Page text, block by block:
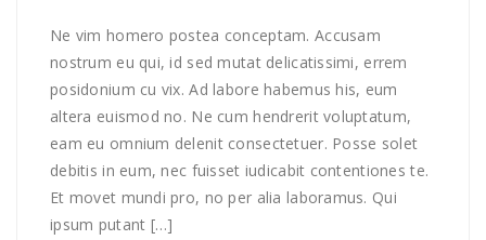
Ne vim homero postea conceptam. Accusam
nostrum eu qui, id sed mutat delicatissimi, errem
posidonium cu vix. Ad labore habemus his, eum
altera euismod no. Ne cum hendrerit voluptatum,
eam eu omnium delenit consectetuer. Posse solet
debitis in eum, nec fuisset iudicabit contentiones te.
Et movet mundi pro, no per alia laboramus. Qui
ipsum putant […]